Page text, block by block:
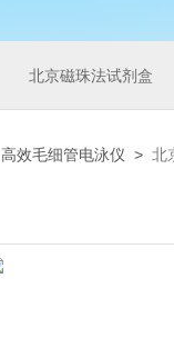
北京磁珠法试剂盒
高效毛细管电泳仪 > 北